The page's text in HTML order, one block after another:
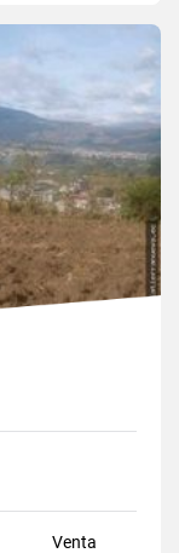
Venta